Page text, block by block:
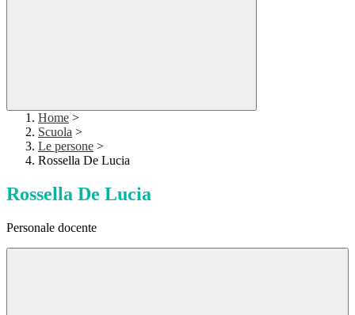
Home >
Scuola >
Le persone >
Rossella De Lucia
Rossella De Lucia
Personale docente